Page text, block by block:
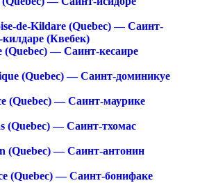
de-Kildare (Quebec) — Саинт-
килдаре (Квебек)
(Quebec) — Саинт-кесаире
(Quebec) — Саинт-доминикуе
(Quebec) — Саинт-маурике
(Quebec) — Саинт-тхомас
(Quebec) — Саинт-антонин
(Quebec) — Саинт-бонифаке